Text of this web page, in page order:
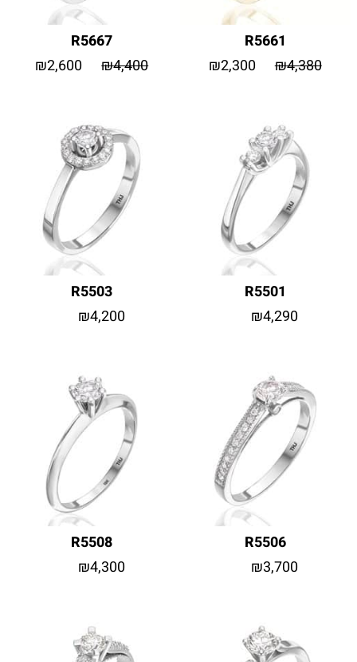
R5661
₪4,380
₪2,300
R5667
₪4,400
₪2,600
R5501
₪4,290
R5503
₪4,200
R5506
₪3,700
R5508
₪4,300